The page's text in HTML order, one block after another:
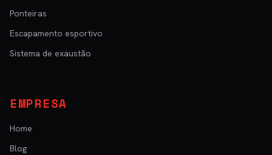
Ponteiras
Escapamento esportivo
Sistema de exaustão
EMPRESA
Home
Blog